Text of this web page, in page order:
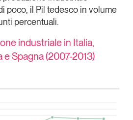
poco, il Pil tedesco in volume
percentuali.
industriale in Italia,
e Spagna (2007-2013)